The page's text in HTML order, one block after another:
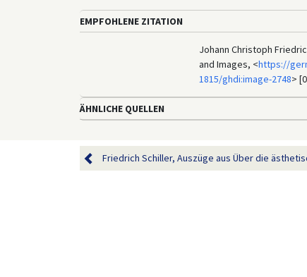
EMPFOHLENE ZITATION
Johann Christoph
and Images, <https://
1815/ghdi:image-2748>
ÄHNLICHE QUELLEN
Friedrich Schiller, Auszüge aus Über die